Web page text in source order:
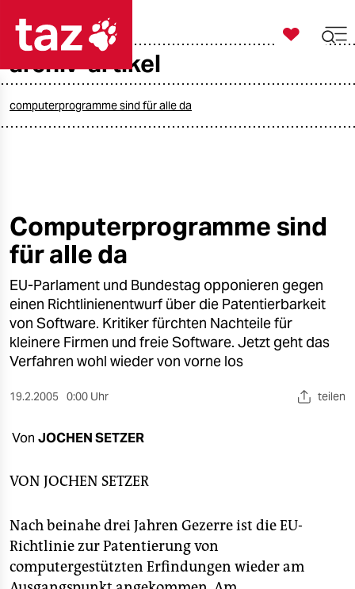
taz zahl ich
öko
gesellschaft
kultur
sport
berlin
nord
wahrheit
veranstaltungen

taz zahl ich
archiv-artikel
computerprogramme sind für alle da
Computerprogramme sind
für alle da
EU-Parlament und Bundestag opponieren gegen
einen Richtlinienentwurf über die Patentierbarkeit
von Software. Kritiker fürchten Nachteile für
kleinere Firmen und freie Software. Jetzt geht das
Verfahren wohl wieder von vorne los
19.2.2005 0:00 Uhr teilen
Von JOCHEN SETZER
VON JOCHEN SETZER
Nach beinahe drei Jahren Gezerre ist die EU-
Richtlinie zur Patentierung von
computergestützten Erfindungen wieder am